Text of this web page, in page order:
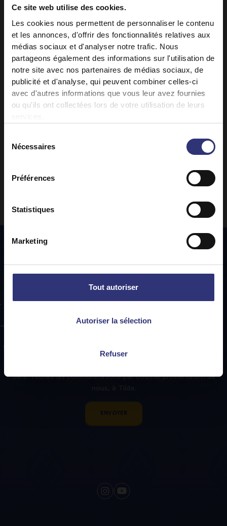
Ce site web utilise des cookies.
Les cookies nous permettent de personnaliser le contenu
et les annonces, d'offrir des fonctionnalités relatives aux
médias sociaux et d'analyser notre trafic. Nous
partageons également des informations sur l'utilisation de
notre site avec nos partenaires de médias sociaux, de
publicité et d'analyse, qui peuvent combiner celles-ci
avec d'autres informations que vous leur avez fournies
ou qu'ils ont collectées lors de votre utilisation de leurs
Nécessaires
Préférences
Statistiques
Marketing
Tout autoriser
Autoriser la sélection
Refuser
Abonnez-vous à
bulletin Tilda!
Nous nous engageons à traiter vos coordonnées avec
tiers. Toutes les communications par courriel proviendront de
ENVOYER